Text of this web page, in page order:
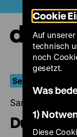
zum
Seiteninhalt
springen
Sehnsucht nach
Samstag, 28.
Du zhan /
Cookie
Auf
technisch
noch
gesetzt.
Was
1)
Diese